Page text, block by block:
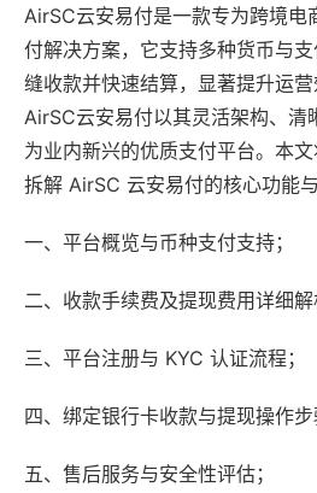
AirSC云安易付是一款专为跨境电
付解决方案，它支持多种货币与
缝收款并快速结算，显著提升运营
AirSC云安易付以其灵活架构、清
为业内新兴的优质支付平台。本
拆解 AirSC 云安易付的核心功能与
一、平台概览与币种支付支持；
二、收款手续费及提现费用详细解
三、平台注册与 KYC 认证流程；
四、绑定银行卡收款与提现操作步
五、售后服务与安全性评估；